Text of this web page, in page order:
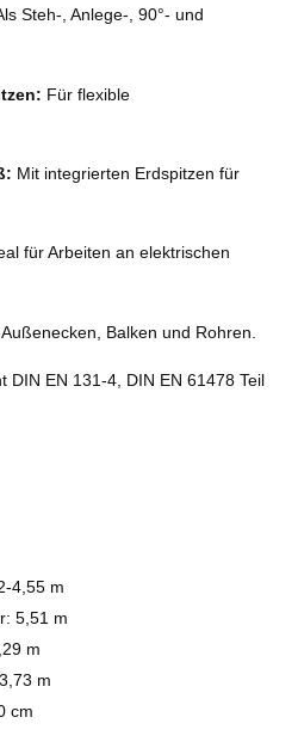
Steh-, Anlege-, 90°- und
Für flexible
Mit integrierten Erdspitzen für
für Arbeiten an elektrischen
Balken und Rohren.
DIN EN 131-4, DIN EN 61478 Teil
4,55 m
5,51 m
m
m
cm